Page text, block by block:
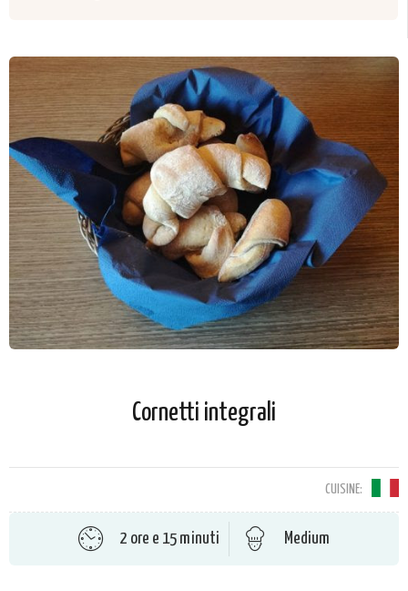
Cornetti integrali
CUISINE:
2 ore e 15 minuti Medium